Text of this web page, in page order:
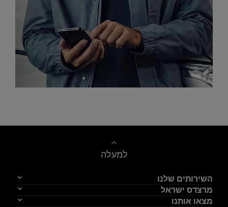
למעלה
השירותים שלנו
מרצדס ישראל
מצאו אותנו